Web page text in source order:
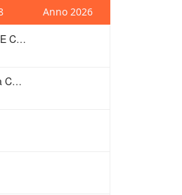
Anno 2026
Sal Da Vinci – Rossetto E Caffè
Cesare Cremonini – Ora Che Non Ho Più Te